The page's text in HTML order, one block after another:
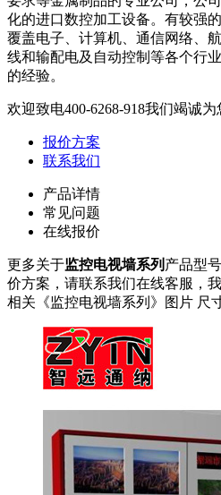
化的进口数控加工设备。有较强
覆盖电子、计算机、通信网络、
线和输配电及自动控制等各个行
的经验。
欢迎致电400-6268-918我们竭诚为
报价方案
联系我们
产品详情
常见问题
在线报价
更多关于监控电视墙系列 产品型
价方案，请联系我们在线客服，
相关《监控电视墙系列》图片 尺